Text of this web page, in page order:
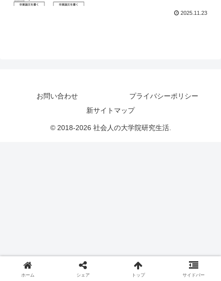
2025.11.23
お問い合わせ
プライバシーポリシー
新サイトマップ
© 2018-2026 社会人の大学院研究生活.
ホーム シェア トップ サイドバー